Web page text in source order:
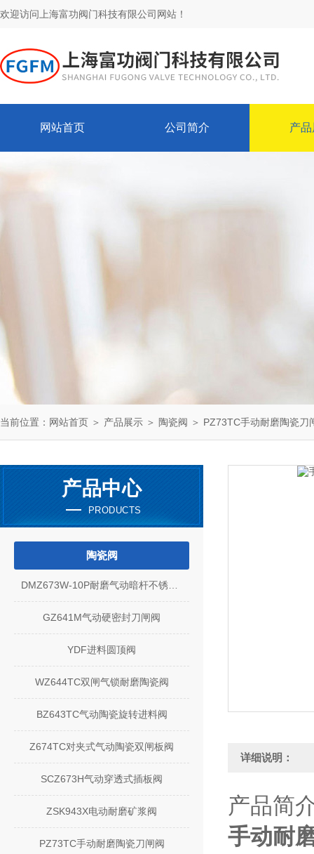
欢迎访问上海富功阀门科技有限公司网站！
网站首页 公司简介 产
当前位置： 网站首页 ＞ 产品展示 ＞ 陶瓷阀 ＞ PZ73TC手动耐磨陶瓷刀
产品中心
PRODUCTS
陶瓷阀
GZ641M气动硬密封刀闸阀
YDF进料圆顶阀
WZ644TC双闸气锁耐磨陶瓷阀
BZ643TC气动陶瓷旋转进料阀
Z674TC对夹式气动陶瓷双闸板阀
SCZ673H气动穿透式插板阀
ZSK943X电动耐磨矿浆阀
PZ73TC手动耐磨陶瓷刀闸阀
详细说明：
产品简
手动耐